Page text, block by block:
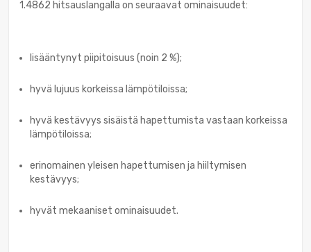
1.4862 hitsauslangalla on seuraavat ominaisuudet:
lisääntynyt piipitoisuus (noin 2 %);
hyvä lujuus korkeissa lämpötiloissa;
hyvä kestävyys sisäistä hapettumista vastaan korkeissa
lämpötiloissa;
erinomainen yleisen hapettumisen ja hiiltymisen
kestävyys;
hyvät mekaaniset ominaisuudet.